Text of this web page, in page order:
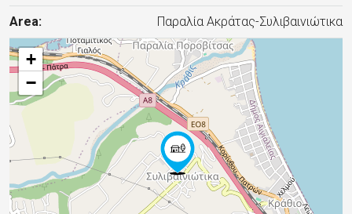
Area: Παραλία Ακράτας-Συλιβαινιώτικα
+
−